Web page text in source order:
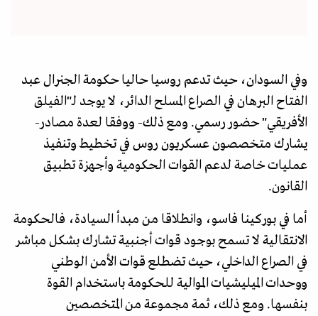
وفي السودان، حيث تدعم روسيا حاليا حكومة الجنرال عبد
الفتاح البرهان في الصراع المسلح الدائر، لا يوجد لـ"الفيلق
الأفريقي" حضور رسمي. ومع ذلك- ووفقا لعدة مصادر-
يشارك متخصصون عسكريون روس في تخطيط وتنفيذ
عمليات خاصة لدعم القوات الحكومية وأجهزة تطبيق
القانون.
أما في بوركينا فاسو، وانطلاقا من مبدأ السيادة، فالحكومة
الانتقالية لا تسمح بوجود قوات أجنبية تشارك بشكل مباشر
في الصراع الداخلي، حيث تضطلع قوات الأمن الوطني
ووحدات الميليشيات الموالية للحكومة باستخدام القوة
بنفسها. ومع ذلك، ثمة مجموعة من المتخصصين